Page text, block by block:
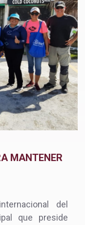
MANTENER
del
que preside